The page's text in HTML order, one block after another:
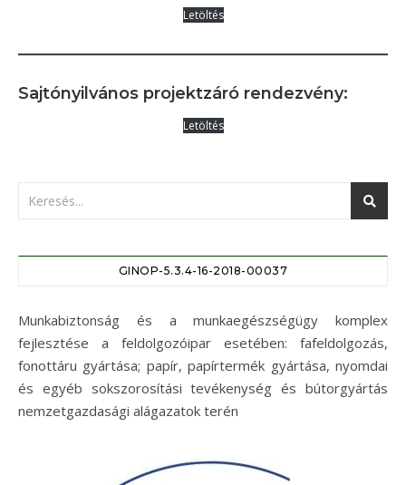
Letöltés
Sajtónyilvános projektzáró rendezvény:
Letöltés
GINOP-5.3.4-16-2018-00037
Munkabiztonság és a munkaegészségügy komplex
fejlesztése a feldolgozóipar esetében: fafeldolgozás,
fonottáru gyártása; papír, papírtermék gyártása, nyomdai
és egyéb sokszorosítási tevékenység és bútorgyártás
nemzetgazdasági alágazatok terén